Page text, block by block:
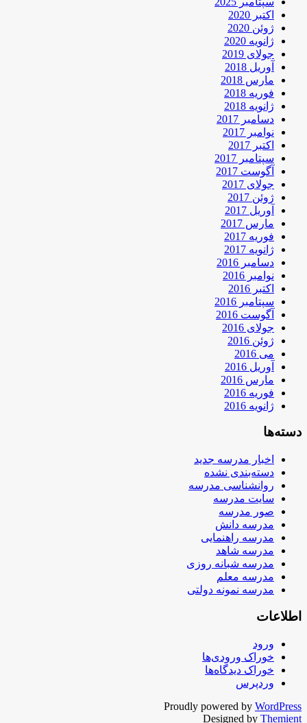
اکتبر 2020
ژوئن 2020
ژانویه 2020
جولای 2019
آوریل 2018
مارس 2018
فوریه 2018
ژانویه 2018
دسامبر 2017
نوامبر 2017
اکتبر 2017
سپتامبر 2017
آگوست 2017
جولای 2017
ژوئن 2017
آوریل 2017
مارس 2017
فوریه 2017
ژانویه 2017
دسامبر 2016
نوامبر 2016
اکتبر 2016
سپتامبر 2016
آگوست 2016
جولای 2016
ژوئن 2016
می 2016
آوریل 2016
مارس 2016
فوریه 2016
ژانویه 2016
دسته‌ها
اخبار مدرسه جدید
دسته‌بندی نشده
روانشناسی مدرسه
سایت مدرسه
صور مدرسه
مدرسه دانش
مدرسه راهنمایی
مدرسه شاهد
مدرسه شبانه روزی
مدرسه معلم
مدرسه نمونه دولتی
اطلاعات
ورود
خوراک ورودی‌ها
خوراک دیدگاه‌ها
وردپرس
Proudly powered by WordPress
Designed by Themient